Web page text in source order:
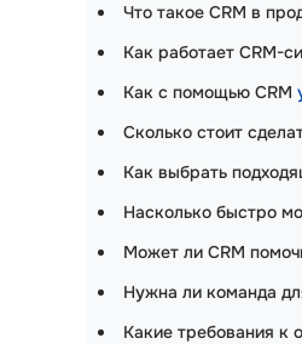
Что такое CRM в
Как работает CRM-
Как с помощью CRM
Сколько стоит
Как выбрать
Насколько быстро
Может ли CRM
Нужна ли команда
Какие требования к